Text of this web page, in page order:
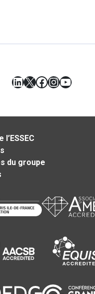
LinkedIn
X Facebook
Instagram
du groupe